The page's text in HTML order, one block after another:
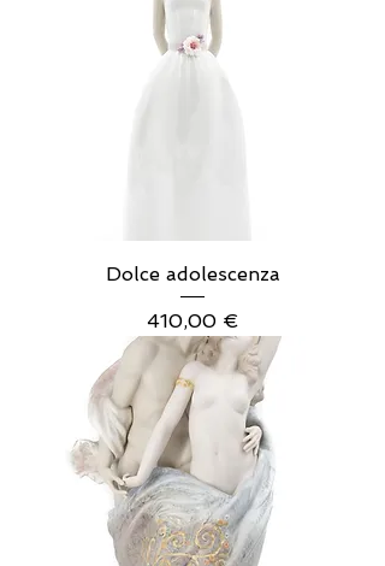
Dolce adolescenza
Prezzo
410,00 €